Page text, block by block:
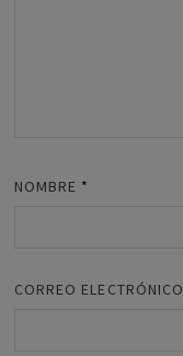
NOMBRE *
CORREO ELECTRÓNICO